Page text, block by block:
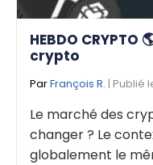
HEBDO
crypto
ParFrançois R. | Publié
Le marché des
changer ? Le
globalement le